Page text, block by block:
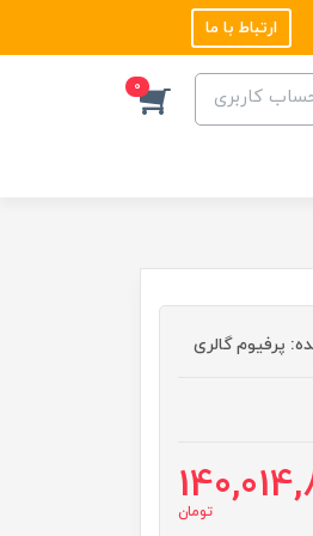
ارتباط با ما
کاربری 0
پرفیوم گالری
تومان